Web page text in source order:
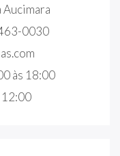
Aucimara
0030
às 18:00
12:00